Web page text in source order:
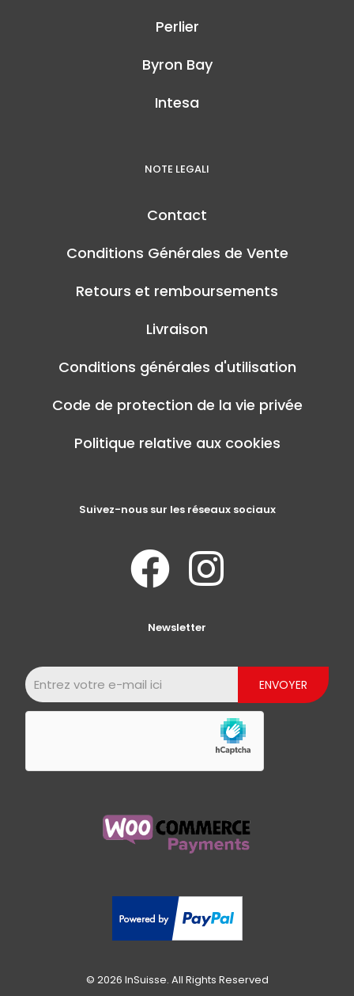
Perlier
Byron Bay
Intesa
NOTE LEGALI
Contact
Conditions Générales de Vente
Retours et remboursements
Livraison
Conditions générales d'utilisation
Code de protection de la vie privée
Politique relative aux cookies
Suivez-nous sur les réseaux sociaux
Newsletter
© 2026 InSuisse. All Rights Reserved